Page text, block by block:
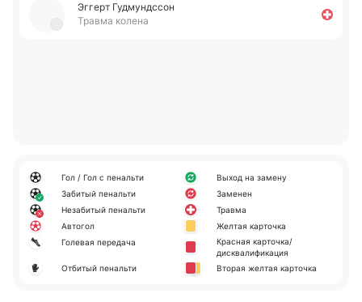
Эггерт Гу­дму­ндссон
Травма колена
Гол / Гол с пенальти
Забитый пенальти
Незабитый пенальти
Автогол
Голевая передача
Отбитый пенальти
Выход на замену
Заменен
Травма
Желтая карточка
Красная карточка/
дисквалификация
Вторая желтая карточка